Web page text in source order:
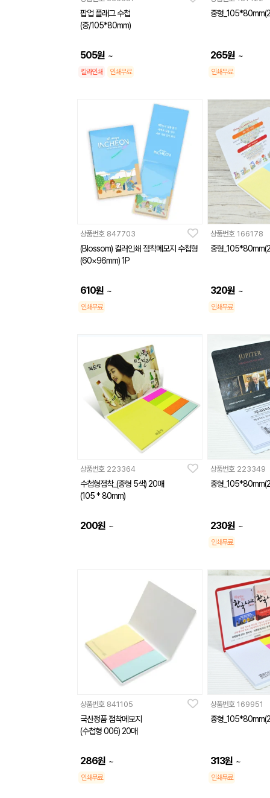
팝업 플래그 수첩
(중/105*80mm)
505원 ~
칼라인쇄 인쇄무료
중형
265원 ~
인쇄무료
상품번호 847703
(Blossom) 컬러인쇄 점착메모지 수첩형
(60×96mm) 1P
610원 ~
인쇄무료
상품번호 166178
중형
320원 ~
인쇄무료
상품번호 223364
수첩형점착_(중형 5색) 20매
(105 * 80mm)
200원 ~
상품번호 223349
중형
230원 ~
인쇄무료
상품번호 841105
국산정품 점착메모지
(수첩형 006) 20매
286원 ~
인쇄무료
상품번호 169951
중형
313원 ~
인쇄무료